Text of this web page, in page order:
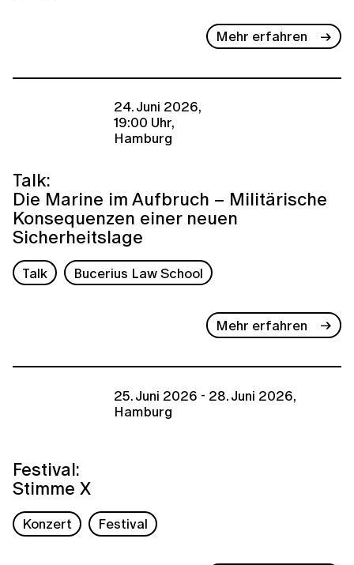
Mehr erfahren
24. Juni 2026,
19:00 Uhr,
Hamburg
Talk:
Die Marine im Aufbruch – Militärische
Konsequenzen einer neuen
Sicherheitslage
Talk Bucerius Law School
Mehr erfahren
25. Juni 2026 - 28. Juni 2026,
Hamburg
Festival:
Stimme X
Konzert Festival